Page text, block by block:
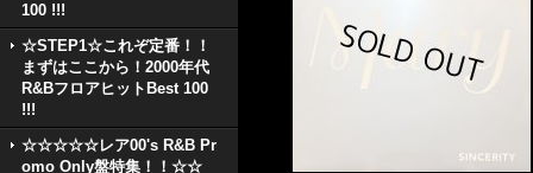
100 !!!
☆STEP1☆これぞ定番！！
まずはここから！2000年代
R&BフロアヒットBest 100
!!!
☆☆☆☆☆レア00's R&B Pr
omo Only盤特集！！☆☆